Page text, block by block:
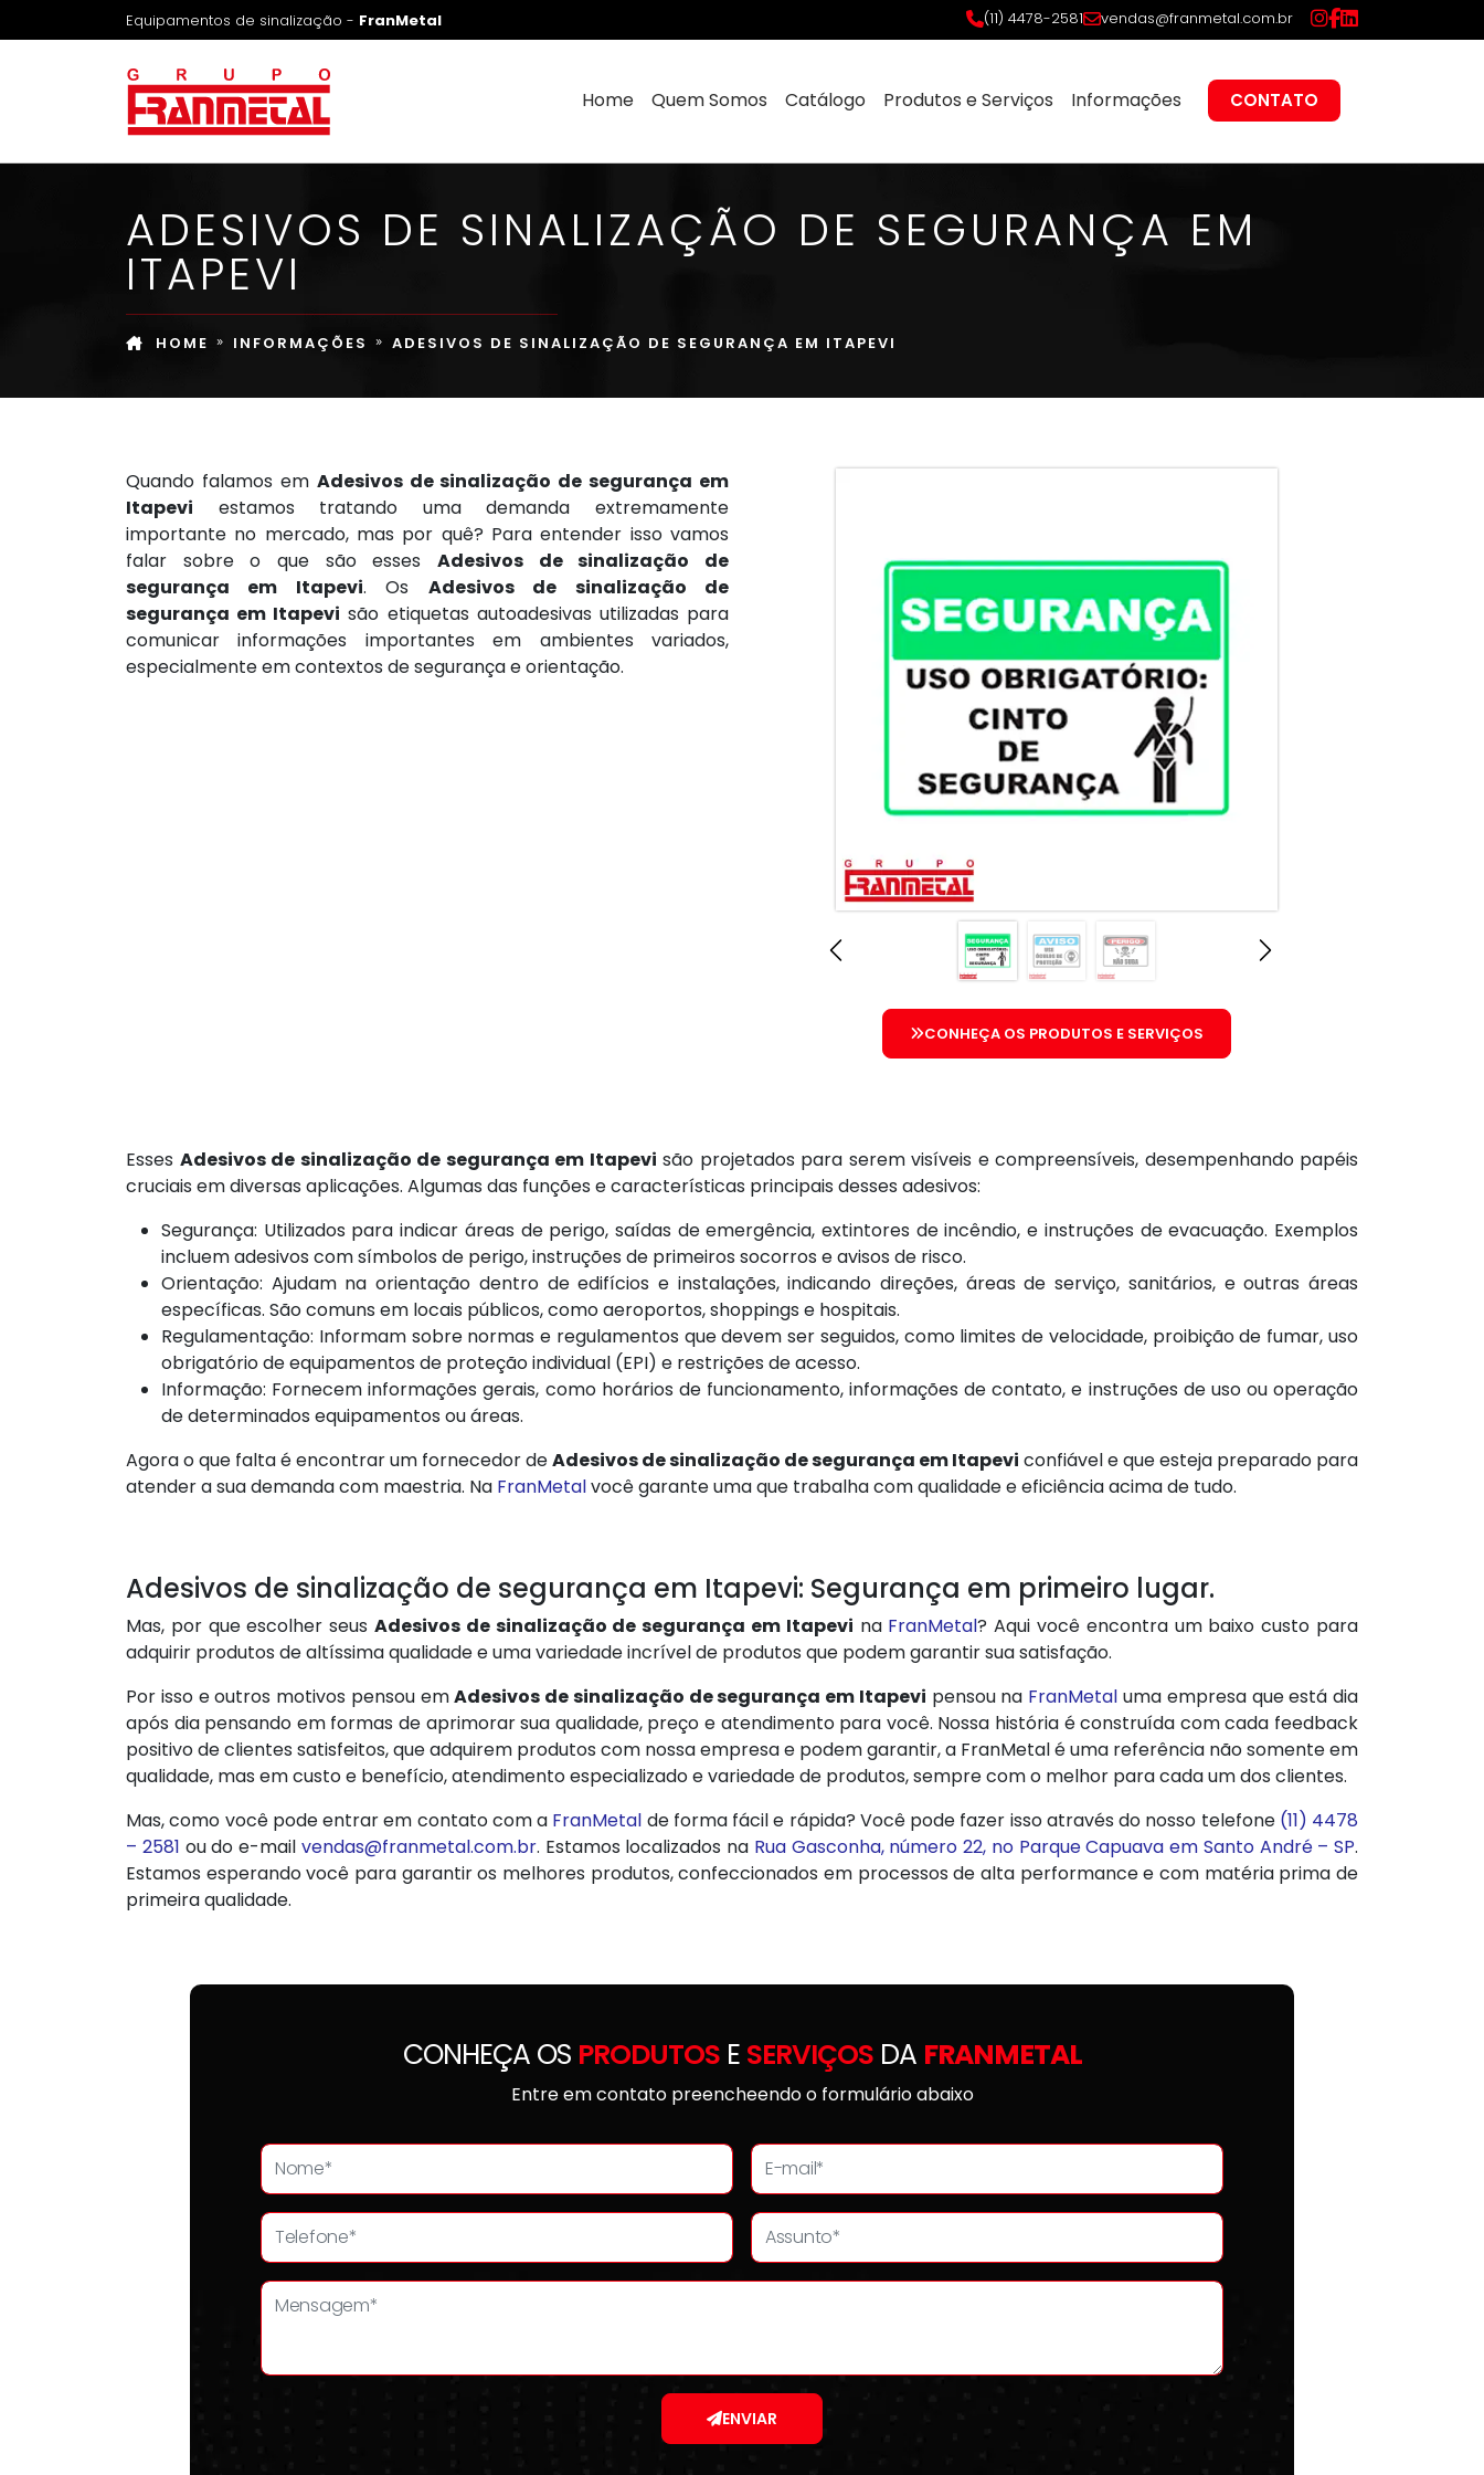
Equipamentos de sinalização - FranMetal (11) 4478-2581 vendas@franmetal.com.br
Home Quem Somos Catálogo Produtos e Serviços Informações CONTATO
ADESIVOS DE SINALIZAÇÃO DE SEGURANÇA EM
ITAPEVI
HOME INFORMAÇÕES ADESIVOS DE SINALIZAÇÃO DE SEGURANÇA EM ITAPEVI
Quando falamos em Adesivos de sinalização de segurança em
Itapevi estamos tratando uma demanda extremamente
importante no mercado, mas por quê? Para entender isso vamos
falar sobre o que são esses Adesivos de sinalização de
segurança em Itapevi. Os Adesivos de sinalização de
segurança em Itapevi são etiquetas autoadesivas utilizadas para
comunicar informações importantes em ambientes variados,
especialmente em contextos de segurança e orientação.
CONHEÇA OS PRODUTOS E SERVIÇOS
Esses Adesivos de sinalização de segurança em Itapevi são projetados para serem visíveis e compreensíveis, desempenhando papéis
cruciais em diversas aplicações. Algumas das funções e características principais desses adesivos:
Segurança: Utilizados para indicar áreas de perigo, saídas de emergência, extintores de incêndio, e instruções de evacuação. Exemplos
incluem adesivos com símbolos de perigo, instruções de primeiros socorros e avisos de risco.
Orientação: Ajudam na orientação dentro de edifícios e instalações, indicando direções, áreas de serviço, sanitários, e outras áreas
específicas. São comuns em locais públicos, como aeroportos, shoppings e hospitais.
Regulamentação: Informam sobre normas e regulamentos que devem ser seguidos, como limites de velocidade, proibição de fumar, uso
obrigatório de equipamentos de proteção individual (EPI) e restrições de acesso.
Informação: Fornecem informações gerais, como horários de funcionamento, informações de contato, e instruções de uso ou operação
de determinados equipamentos ou áreas.
Agora o que falta é encontrar um fornecedor deAdesivos de sinalização de segurança em Itapevi confiável e que esteja preparado para
atender a sua demanda com maestria. Na FranMetalvocê garante uma que trabalha com qualidade e eficiência acima de tudo.
Adesivos de sinalização de segurança em Itapevi: Segurança em primeiro lugar.
Mas, por que escolher seus Adesivos de sinalização de segurança em Itapevi na FranMetal? Aqui você encontra um baixo custo para
adquirir produtos de altíssima qualidade e uma variedade incrível de produtos que podem garantir sua satisfação.
Por isso e outros motivos pensou emAdesivos de sinalização de segurança em Itapevi pensou na FranMetal uma empresa que está dia
após dia pensando em formas de aprimorar sua qualidade, preço e atendimento para você. Nossa história é construída com cada feedback
positivo de clientes satisfeitos, que adquirem produtos com nossa empresa e podem garantir, a FranMetal é uma referência não somente em
qualidade, mas em custo e benefício, atendimento especializado e variedade de produtos, sempre com o melhor para cada um dos clientes.
Mas, como você pode entrar em contato com a FranMetal de forma fácil e rápida? Você pode fazer isso através do nosso telefone (11) 4478
– 2581 ou do e-mail vendas@franmetal.com.br. Estamos localizados na Rua Gasconha, número 22, no Parque Capuava em Santo André – SP.
Estamos esperando você para garantir os melhores produtos, confeccionados em processos de alta performance e com matéria prima de
primeira qualidade.
CONHEÇA OS PRODUTOSE SERVIÇOSDA FRANMETAL
Entre em contato preencheendo o formulário abaixo
ENVIAR